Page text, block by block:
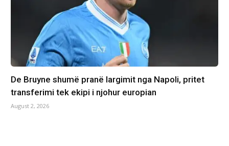
De Bruyne shumë pranë largimit nga Napoli, pritet
transferimi tek ekipi i njohur europian
August 2, 2026